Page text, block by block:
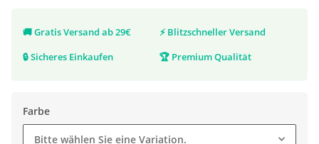
🚚Gratis Versand ab 29€ ⚡ Blitzschneller Versand
🔒Sicheres Einkaufen 🏆 Premium Qualität
Farbe
Bitte wählen Sie eine Variation.